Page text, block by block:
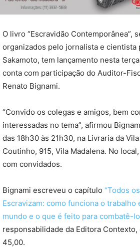
O livro “Escravidão Contemporânea”,
organizados pelo jornalista e cientista
Sakamoto, tem lançamento nesta
conta com participação do Auditor-
Renato Bignami.
“Convido os colegas e amigos, bem
interessadas no tema”, afirmou
das 18h30 às 21h30, na Livraria da
Coutinho, 915, Vila Madalena. No
com convidados.
Bignami escreveu o capítulo “Todos
Escravizam: como funciona o trabalho
mundo e o que é feito para combatê-
responsabilidade da Editora Contexto,
45,00.